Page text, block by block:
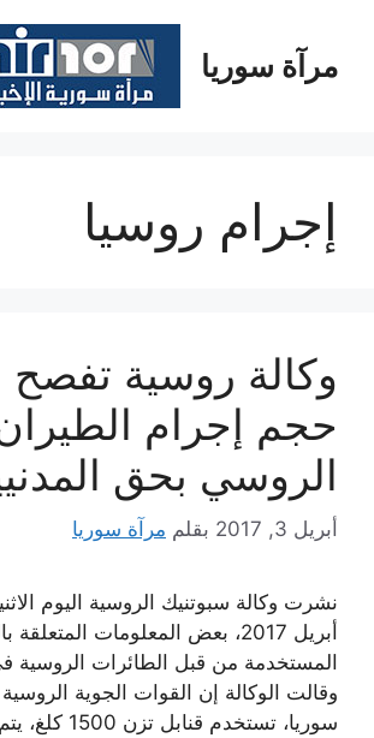
المحتوىمرآة سوريا
إجرام روسيا
وكالة روسية
حجم إجرام
الروسي بحق
أبريل 3, 2017 بقلم مرآة سوريا
أبريل 2017، بعض المعلومات المتعلقة
المستخدمة من قبل الطائرات الروسية
وقالت الوكالة إن القوات الجوية
سوريا، تستخدم